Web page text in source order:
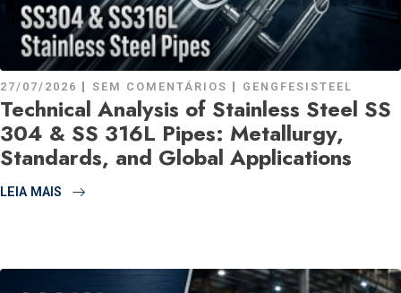
27/07/2026 SEM COMENTÁRIOS GENGFESISTEEL
Technical Analysis of Stainless Steel SS
304 & SS 316L Pipes: Metallurgy,
Standards, and Global Applications
LEIA MAIS